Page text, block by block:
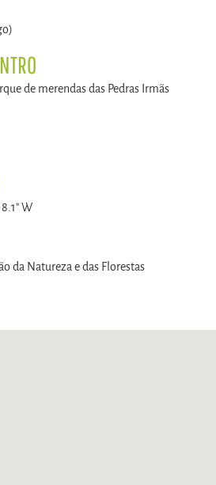
de merendas das Pedras Irmãs
W
da Natureza e das Florestas